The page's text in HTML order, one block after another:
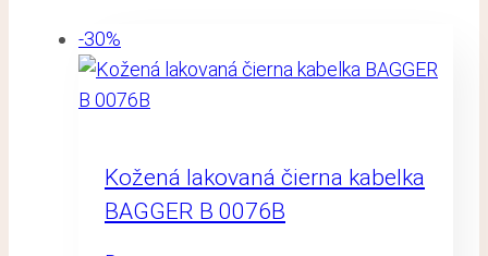
-30%
Kožená lakovaná čierna kabelka
BAGGER B 0076B